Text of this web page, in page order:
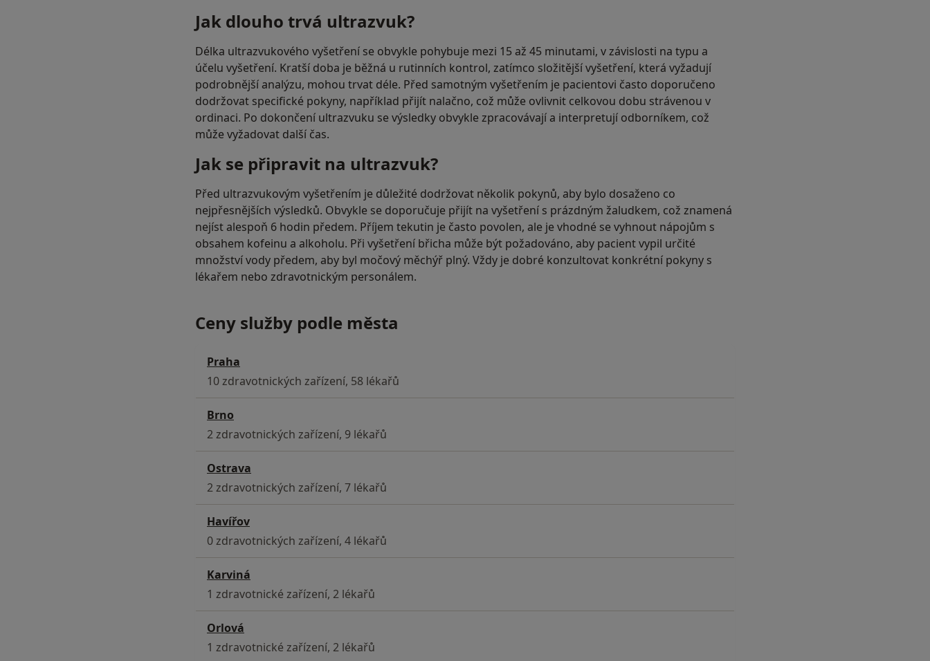
Jak dlouho trvá ultrazvuk?
Délka ultrazvukového vyšetření se obvykle pohybuje mezi 15 až 45 minutami, v závislosti na typu a
účelu vyšetření. Kratší doba je běžná u rutinních kontrol, zatímco složitější vyšetření, která vyžadují
podrobnější analýzu, mohou trvat déle. Před samotným vyšetřením je pacientovi často doporučeno
dodržovat specifické pokyny, například přijít nalačno, což může ovlivnit celkovou dobu strávenou v
ordinaci. Po dokončení ultrazvuku se výsledky obvykle zpracovávají a interpretují odborníkem, což
může vyžadovat další čas.
Jak se připravit na ultrazvuk?
Před ultrazvukovým vyšetřením je důležité dodržovat několik pokynů, aby bylo dosaženo co
nejpřesnějších výsledků. Obvykle se doporučuje přijít na vyšetření s prázdným žaludkem, což znamená
nejíst alespoň 6 hodin předem. Příjem tekutin je často povolen, ale je vhodné se vyhnout nápojům s
obsahem kofeinu a alkoholu. Při vyšetření břicha může být požadováno, aby pacient vypil určité
množství vody předem, aby byl močový měchýř plný. Vždy je dobré konzultovat konkrétní pokyny s
lékařem nebo zdravotnickým personálem.
Ceny služby podle města
Praha
10 zdravotnických zařízení, 58 lékařů
Brno
2 zdravotnických zařízení, 9 lékařů
Ostrava
2 zdravotnických zařízení, 7 lékařů
Havířov
0 zdravotnických zařízení, 4 lékařů
Karviná
1 zdravotnické zařízení, 2 lékařů
Orlová
1 zdravotnické zařízení, 2 lékařů